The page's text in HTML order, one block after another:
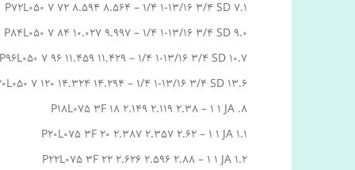
P72L050 7 72 8.594 8.564 – 1/4 1-13/16 3/4 SD 7.1
P84L050 7 84 10.027 9.997 – 1/4 1-13/16 3/4 SD 9.0
P96L050 7 96 11.459 11.429 – 1/4 1-13/16 3/4 SD 10.7
7 120 14.324 14.294 – 1/4 1-13/16 3/4 SD 13.6
P18L075 3F 18 2.149 2.119 2.38 – 1 1 JA .8
P20L075 3F 20 2.387 2.357 2.62 – 1 1 JA 1.1
P22L075 3F 22 2.626 2.596 2.88 – 1 1 JA 1.2